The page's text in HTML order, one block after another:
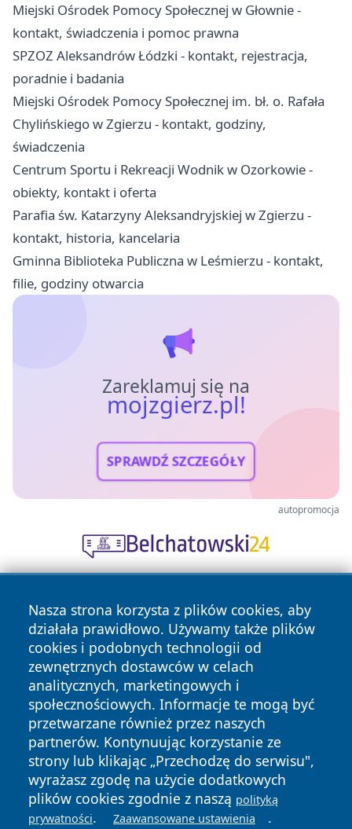
Miejski Ośrodek Pomocy Społecznej w Głownie -
kontakt, świadczenia i pomoc prawna
SPZOZ Aleksandrów Łódzki - kontakt, rejestracja,
poradnie i badania
Miejski Ośrodek Pomocy Społecznej im. bł. o. Rafała
Chylińskiego w Zgierzu - kontakt, godziny,
świadczenia
Centrum Sportu i Rekreacji Wodnik w Ozorkowie -
obiekty, kontakt i oferta
Parafia św. Katarzyny Aleksandryjskiej w Zgierzu -
kontakt, historia, kancelaria
Gminna Biblioteka Publiczna w Leśmierzu - kontakt,
filie, godziny otwarcia
Zareklamuj się na
mojzgierz.pl!
SPRAWDŹ SZCZEGÓŁY
autopromocja
Nasza strona korzysta z plików cookies, aby
działała prawidłowo. Używamy także plików
cookies i podobnych technologii od
zewnętrznych dostawców w celach
analitycznych, marketingowych i
społecznościowych. Informacje te mogą być
przetwarzane również przez naszych
partnerów. Kontynuując korzystanie ze
strony lub klikając „Przechodzę do serwisu",
wyrażasz zgodę na użycie dodatkowych
plików cookies zgodnie z naszą polityką
prywatności. Zaawansowane ustawienia .
Copyright © 2026 mojzgierz.pl Wszystkie prawa zastrzeżone.
News Autorzy
Polityka
Prywatności
Polityka
Cookies